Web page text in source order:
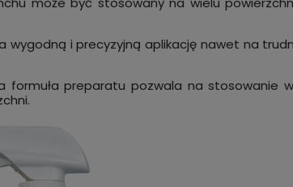
wygodną i precyzyjną aplikację nawet na
formuła preparatu pozwala na stosowanie